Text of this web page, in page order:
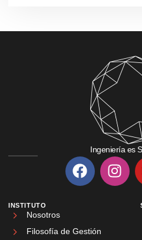
Ingeniería es
INSTITUTO
Nosotros
Filosofía de Gestión